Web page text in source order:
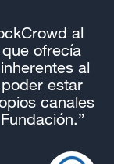
al
ofrecía
al
estar
canales